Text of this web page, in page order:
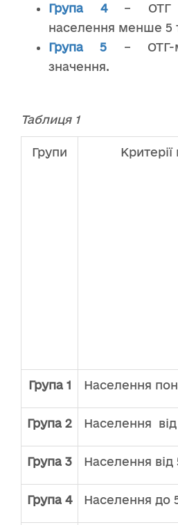
Група 4– ОТГ з
населення менше 5
Група 5
– ОТГ-
значення.
Таблиця 1
Групи
Група 1 Населення
Група 2 Населення від
Група 3 Населення від
Група 4 Населення до